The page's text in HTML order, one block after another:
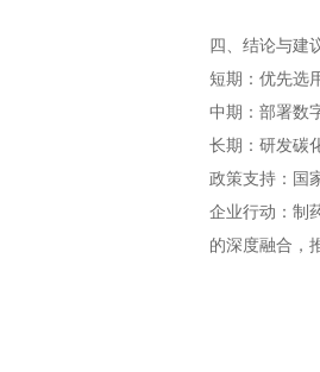
四、结论与建
短期：优先选
中期：部署数
长期：研发碳
政策支持：国
企业行动：制
的深度融合，